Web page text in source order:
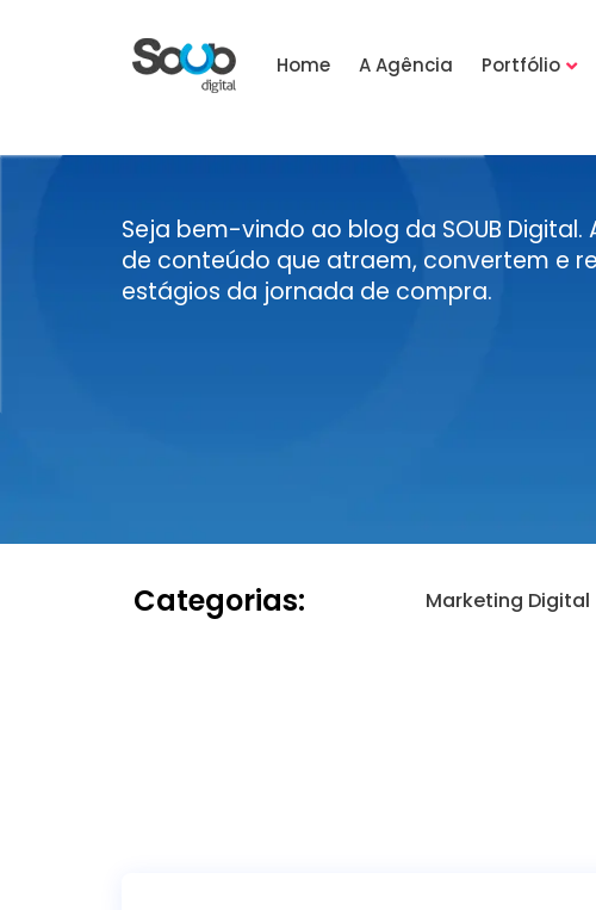
Home A Agência Portfólio
Seja bem-vindo ao blog da SOUB
de conteúdo que atraem, convertem e
estágios da jornada de compra.
Categorias: Marketing Digital